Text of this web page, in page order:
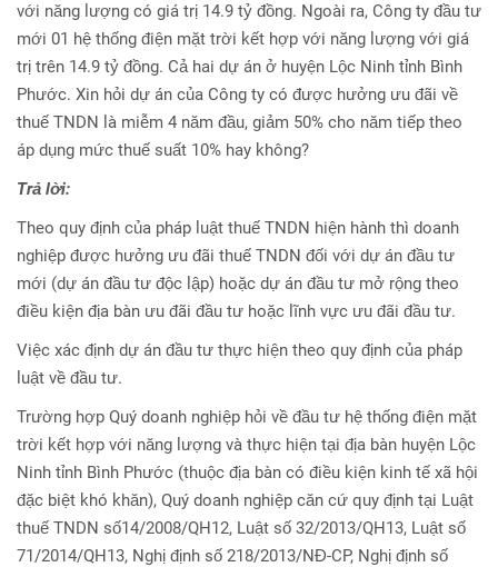
với năng lượng có giá trị 14.9 tỷ đồng. Ngoài ra, Công ty đầu tư
mới 01 hệ thống điện mặt trời kết hợp với năng lượng với giá
trị trên 14.9 tỷ đồng. Cả hai dự án ở huyện Lộc Ninh tỉnh Bình
Phước. Xin hỏi dự án của Công ty có được hưởng ưu đãi về
thuế TNDN là miễm 4 năm đầu, giảm 50% cho năm tiếp theo
áp dụng mức thuế suất 10% hay không?
Trả lời:
Theo quy định của pháp luật thuế TNDN hiện hành thì doanh
nghiệp được hưởng ưu đãi thuế TNDN đối với dự án đầu tư
mới (dự án đầu tư độc lập) hoặc dự án đầu tư mở rộng theo
điều kiện địa bàn ưu đãi đầu tư hoặc lĩnh vực ưu đãi đầu tư.
Việc xác định dự án đầu tư thực hiện theo quy định của pháp
luật về đầu tư.
Trường hợp Quý doanh nghiệp hỏi về đầu tư hệ thống điện mặt
trời kết hợp với năng lượng và thực hiện tại địa bàn huyện Lộc
Ninh tỉnh Bình Phước (thuộc địa bàn có điều kiện kinh tế xã hội
đặc biệt khó khăn), Quý doanh nghiệp căn cứ quy định tại Luật
thuế TNDN số14/2008/QH12, Luật số 32/2013/QH13, Luật số
71/2014/QH13, Nghị định số 218/2013/NĐ-CP, Nghị định số